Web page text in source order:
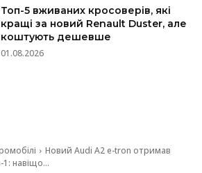
Топ-5 вживаних кросоверів, які
кращі за новий Renault Duster, але
коштують дешевше
01.08.2026